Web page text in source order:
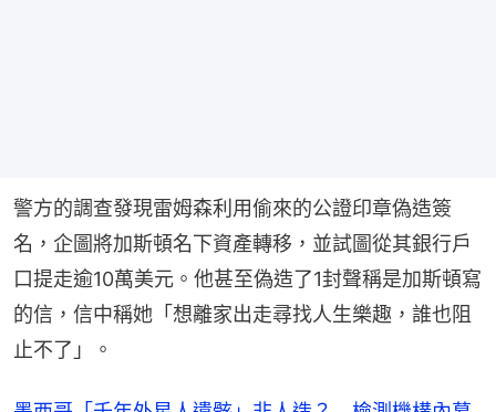
警方的調查發現雷姆森利用偷來的公證印章偽造簽
名，企圖將加斯頓名下資產轉移，並試圖從其銀行戶
口提走逾10萬美元。他甚至偽造了1封聲稱是加斯頓寫
的信，信中稱她「想離家出走尋找人生樂趣，誰也阻
止不了」。